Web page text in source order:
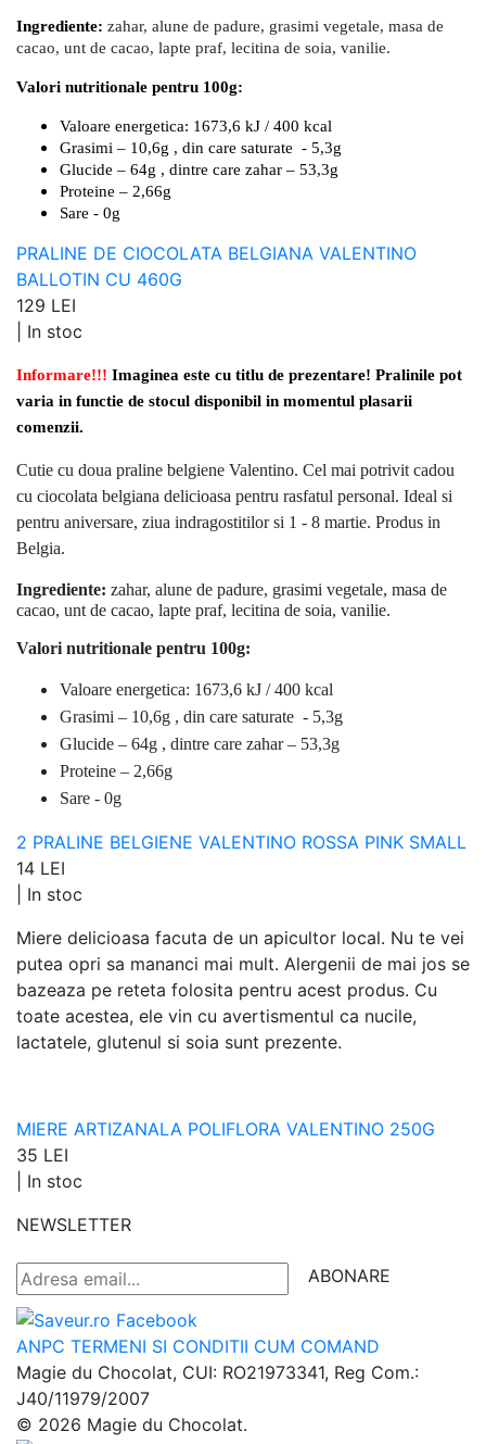
Ingrediente: zahar, alune de padure, grasimi vegetale, masa de
cacao, unt de cacao, lapte praf, lecitina de soia, vanilie.
Valori nutritionale pentru 100g:
Valoare energetica: 1673,6 kJ / 400 kcal
Grasimi – 10,6g , din care saturate - 5,3g
Glucide – 64g , dintre care zahar – 53,3g
Proteine – 2,66g
Sare - 0g
PRALINE DE CIOCOLATA BELGIANA VALENTINO
BALLOTIN CU 460G
129 LEI
In stoc
Informare!!! Imaginea este cu titlu de prezentare! Pralinile pot
varia in functie de stocul disponibil in momentul plasarii
comenzii.
Cutie cu doua praline belgiene Valentino. Cel mai potrivit cadou
cu ciocolata belgiana delicioasa pentru rasfatul personal. Ideal si
pentru aniversare, ziua indragostitilor si 1 - 8 martie. Produs in
Belgia.
Ingrediente: zahar, alune de padure, grasimi vegetale, masa de
cacao, unt de cacao, lapte praf, lecitina de soia, vanilie.
Valori nutritionale pentru 100g:
Valoare energetica: 1673,6 kJ / 400 kcal
Grasimi – 10,6g , din care saturate - 5,3g
Glucide – 64g , dintre care zahar – 53,3g
Proteine – 2,66g
Sare - 0g
2 PRALINE BELGIENE VALENTINO ROSSA PINK SMALL
14 LEI
In stoc
Miere delicioasa facuta de un apicultor local. Nu te vei
putea opri sa mananci mai mult. Alergenii de mai jos se
bazeaza pe reteta folosita pentru acest produs. Cu
toate acestea, ele vin cu avertismentul ca nucile,
lactatele, glutenul si soia sunt prezente.
MIERE ARTIZANALA POLIFLORA VALENTINO 250G
35 LEI
In stoc
NEWSLETTER
ABONARE
ANPC TERMENI SI CONDITII CUM COMAND
Magie du Chocolat, CUI: RO21973341, Reg Com.:
J40/11979/2007
© 2026 Magie du Chocolat.